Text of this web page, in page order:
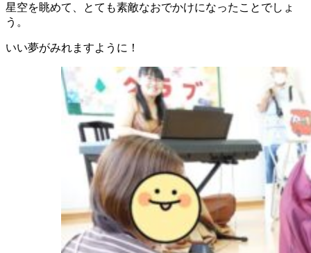
星空を眺めて、とても素敵なおでかけになったことでしょ
う。
いい夢がみれますように！